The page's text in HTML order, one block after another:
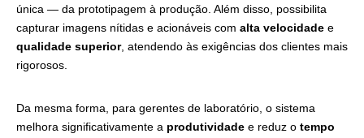
única — da prototipagem à produção. Além disso, possibilita
capturar imagens nítidas e acionáveis com alta velocidade e
qualidade superior, atendendo às exigências dos clientes mais
rigorosos.
Da mesma forma, para gerentes de laboratório, o sistema
melhora significativamente a produtividade e reduz o tempo